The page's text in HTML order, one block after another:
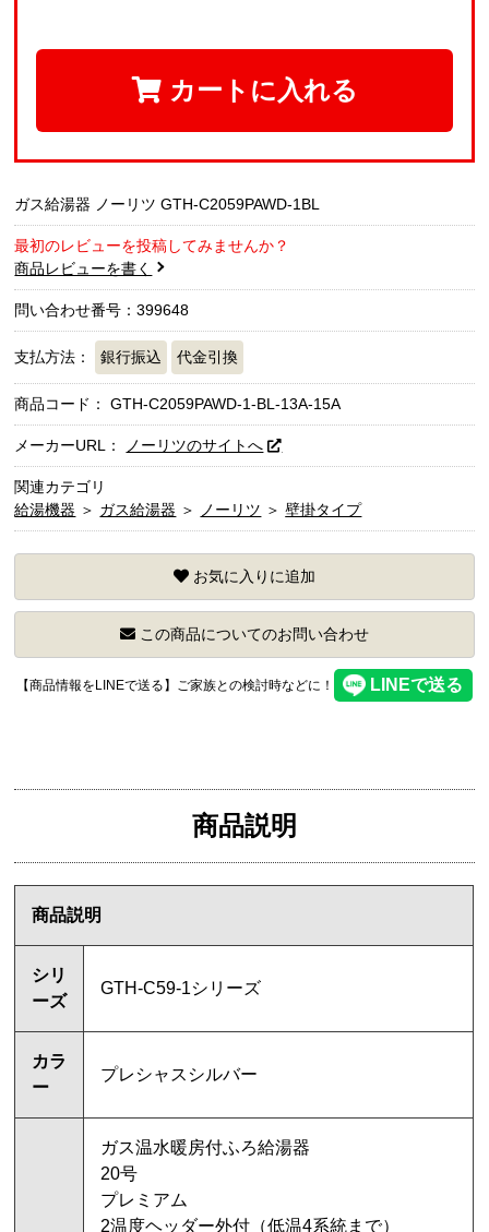
カートに入れる
ガス給湯器 ノーリツ GTH-C2059PAWD-1BL
最初のレビューを投稿してみませんか？
商品レビューを書く
問い合わせ番号：399648
支払方法： 銀行振込 代金引換
商品コード：GTH-C2059PAWD-1-BL-13A-15A
メーカーURL： ノーリツのサイトへ
関連カテゴリ
給湯機器 ＞ ガス給湯器 ＞ ノーリツ ＞ 壁掛タイプ
お気に入りに追加
この商品についてのお問い合わせ
【商品情報をLINEで送る】ご家族との検討時などに！
商品説明
商品説明
シリ
ーズ
GTH-C59-1シリーズ
カラ
ー
プレシャスシルバー
ガス温水暖房付ふろ給湯器
20号
プレミアム
2温度ヘッダー外付（低温4系統まで）